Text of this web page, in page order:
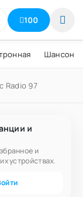
100
Шансон
Radio 97
и
и
устройствах.